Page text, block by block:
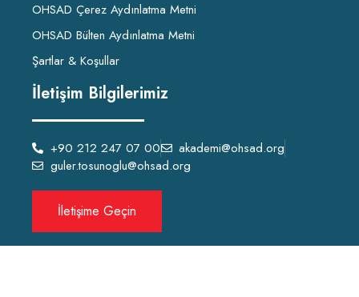
OHSAD Çerez Aydınlatma Metni
OHSAD Bülten Aydınlatma Metni
Şartlar & Koşullar
İletişim Bilgilerimiz
+90 212 247 07 00
akademi@ohsad.org
guler.tosunoglu@ohsad.org
İletişime Geçin